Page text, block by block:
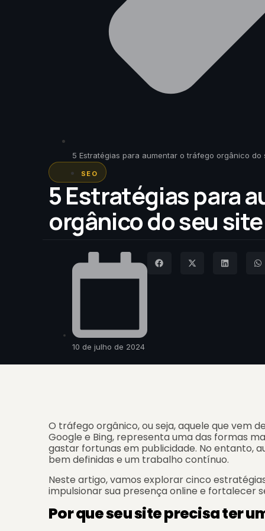
5 Estratégias para aumentar o tráfego orgânico do
SEO
5 Estratégias para
orgânico do seu site
10 de julho de 2024
O tráfego orgânico, ou seja, aquele que vem
Google e Bing, representa uma das formas
gastar fortunas em publicidade. No entanto,
bem definidas e um trabalho contínuo.
Neste artigo, vamos explorar cinco
impulsionar sua presença online e fortalecer
Por que seu site precisa ter